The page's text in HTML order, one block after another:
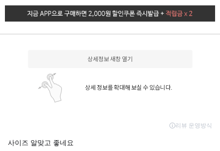
상세정보 새창 열기
상세 정보를 확대해 보실 수 있습니다.